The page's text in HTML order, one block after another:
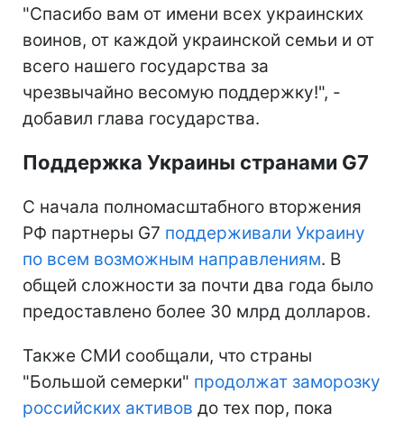
"Спасибо вам от имени всех украинских
воинов, от каждой украинской семьи и от
всего нашего государства за
чрезвычайно весомую поддержку!", -
добавил глава государства.
Поддержка Украины странами G7
С начала полномасштабного вторжения
РФ партнеры G7 поддерживали Украину
по всем возможным направлениям. В
общей сложности за почти два года было
предоставлено более 30 млрд долларов.
Также СМИ сообщали, что страны
"Большой семерки" продолжат заморозку
российских активов до тех пор, пока